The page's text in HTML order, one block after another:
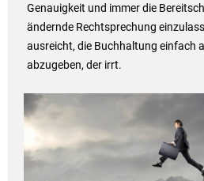
Genauigkeit und immer die
ändernde Rechtsprechung
ausreicht, die Buchhaltung einfach
abzugeben, der irrt.